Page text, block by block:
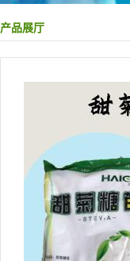
产品展厅